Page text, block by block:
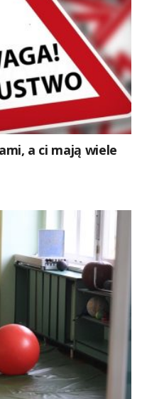
a ci mają wiele